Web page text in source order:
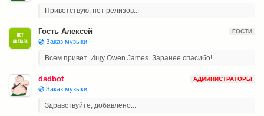
Приветствую, нет релизов...
Гость Алексей ГОСТИ
💿 Заказ музыки
Всем привет. Ищу Owen James. Заранее спасибо!...
dsdbot АДМИНИСТРАТОРЫ
💿 Заказ музыки
Здравствуйте, добавлено...